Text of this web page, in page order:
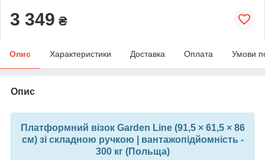
3 349 ₴
Опис Характеристики Доставка Оплата Умови
Опис
Платформний візок Garden Line (91,5 × 61,5 × 86
см) зі складною ручкою | вантажопідйомність -
300 кг (Польща)